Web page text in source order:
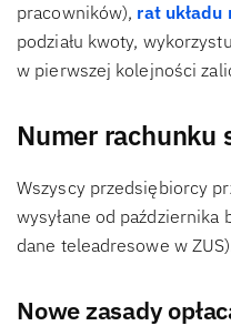
pracowników), rat układu
podziału kwoty,
w pierwszej kolejności
Numer rachunku
Wszyscy przedsiębiorcy
wysyłane od
dane teleadresowe w
Nowe zasady